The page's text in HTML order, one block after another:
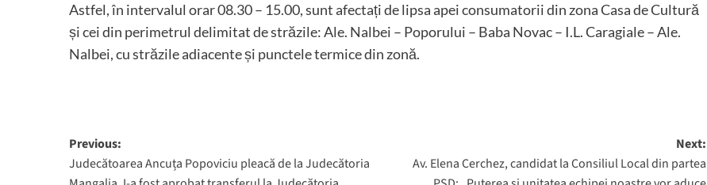
Astfel, în intervalul orar 08.30 – 15.00, sunt afectați de lipsa apei consumatorii din zona Casa de Cultură
și cei din perimetrul delimitat de străzile: Ale. Nalbei – Poporului – Baba Novac – I.L. Caragiale – Ale.
Nalbei, cu străzile adiacente și punctele termice din zonă.
Post
navigation
Previous:
Judecătoarea Ancuța Popoviciu pleacă de la Judecătoria
Next:
Av. Elena Cerchez, candidat la Consiliul Local din partea